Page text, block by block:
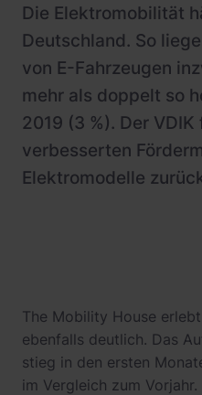
Die Elektromobilität
Deutschland. So
von E-Fahrzeugen
mehr als doppelt so
2019 (3 %). Der
verbesserten
Elektromodelle
The Mobility House
ebenfalls deutlich. Das
stieg in den ersten
im Vergleich zum